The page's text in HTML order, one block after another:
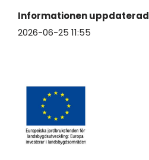
Informationen uppdaterad
2026-06-25 11:55